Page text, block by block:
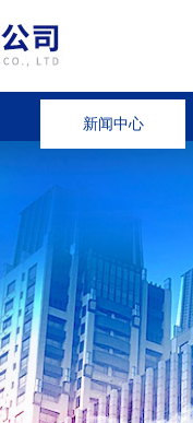
新闻中心